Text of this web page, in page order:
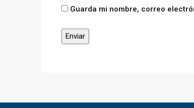
Guarda mi nombre, correo